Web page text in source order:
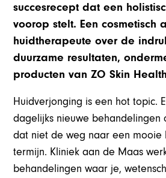
succesrecept dat een
voorop stelt. Een cosmetisch
huidtherapeute over de
duurzame resultaten,
producten van ZO Skin
Huidverjonging is een hot topic.
dagelijks nieuwe behandelingen
dat niet de weg naar een mooie
termijn. Kliniek aan de Maas
behandelingen waar je,